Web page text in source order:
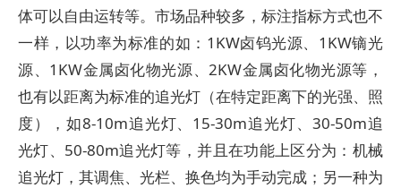
体可以自由运转等。市场品种较多，标注指标方式也不
一样，以功率为标准的如：1KW卤钨光源、1KW镝光
源、1KW金属卤化物光源、2KW金属卤化物光源等，
也有以距离为标准的追光灯（在特定距离下的光强、照
度），如8-10m追光灯、15-30m追光灯、30-50m追
光灯、50-80m追光灯等，并且在功能上区分为：机械
追光灯，其调焦、光栏、换色均为手动完成；另一种为